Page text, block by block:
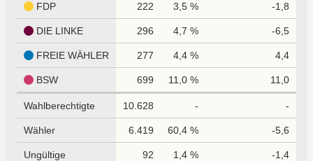
FDP 222 3,5 % -1,8
DIE LINKE 296 4,7 % -6,5
FREIE WÄHLER 277 4,4 % 4,4
BSW 699 11,0 % 11,0
Wahlberechtigte 10.628 - -
Wähler 6.419 60,4 % -5,6
Ungültige 92 1,4 % -1,4